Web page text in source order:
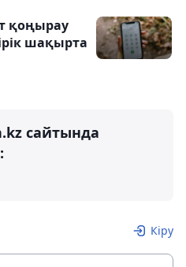
қоңырау
шақырта
сайтында
Кіру